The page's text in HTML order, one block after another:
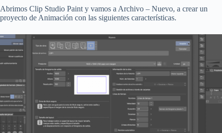
Abrimos Clip Studio Paint y vamos a Archivo – Nuevo, a crear un
proyecto de Animación con las siguientes características.